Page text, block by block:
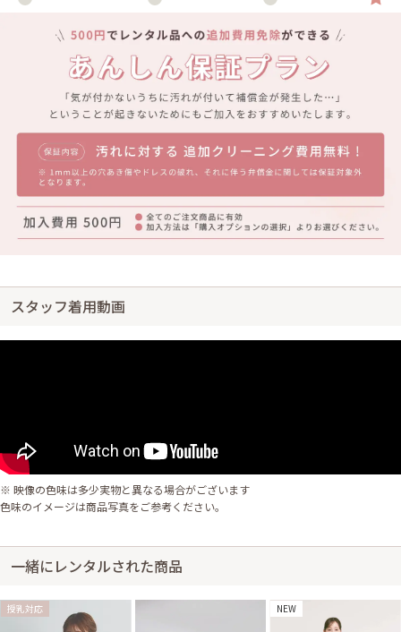
スタッフ着用動画
※ 映像の色味は多少実物と異なる場合がございます
色味のイメージは商品写真をご参考ください。
一緒にレンタルされた商品
授乳対応 NEW